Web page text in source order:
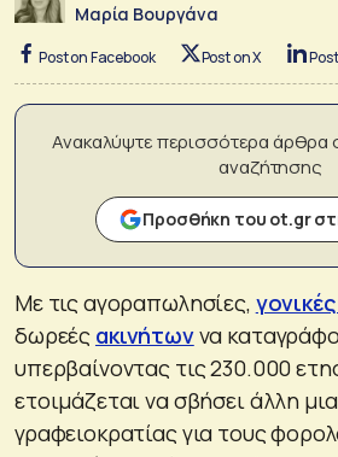
Μαρία Βουργάνα
Post on Facebook Post on X
Ανακαλύψτε περισσότερα άρθρα
αναζήτησης
Προσθήκη του ot.gr
Με τις αγοραπωλησίες,
δωρεές ακινήτωννα
υπερβαίνοντας τις 230.000
ετοιμάζεται να σβήσει άλλη
γραφειοκρατίας για τους